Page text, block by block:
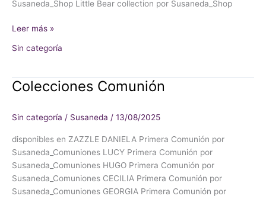
Susaneda_Shop Little Bear collection por Susaneda_Shop
Leer más »
Sin categoría
Colecciones Comunión
Sin categoría / Susaneda / 13/08/2025
disponibles en ZAZZLE DANIELA Primera Comunión por
Susaneda_Comuniones LUCY Primera Comunión por
Susaneda_Comuniones HUGO Primera Comunión por
Susaneda_Comuniones CECILIA Primera Comunión por
Susaneda_Comuniones GEORGIA Primera Comunión por
Colecciones